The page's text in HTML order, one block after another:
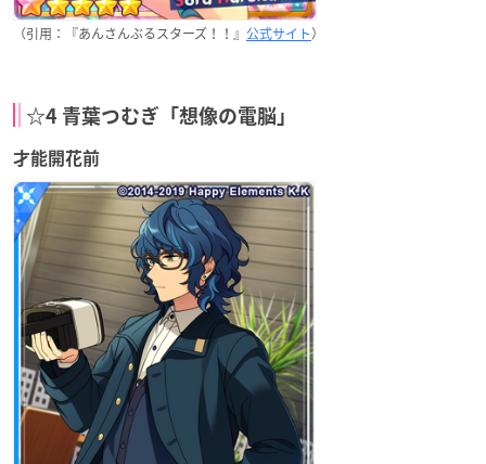
（引用：『あんさんぶるスターズ！！』 公式サイト）
☆4 青葉つむぎ「想像の電脳」
才能開花前